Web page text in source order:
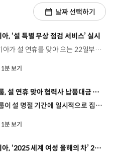
날짜 선택하기
, ‘설 특별 무상 점검 서비스’ 실시
현대자동차· 기아가 설 연휴를 맞아 오는 22일부터 24일까지 전국 서비스 거점에서 ‘설 특별 무상점검’을 실시합니다. 안전한 귀향길을 위한 이번 설 특별 무상점검은 브레이크 패드와 공조장치, 타이어와 같은 기본항목과 오일류, 배터리 등 주요 부품이 대상인데요. 15일부터 사흘간 차량 점검 애플리케이션에 접속해 무상수리 쿠폰을 받은 후, 전국의 서비스 거점을 방문해 점검을 받을 수 있습니다. 현대자동차·기아는 앞으로도 고객이 안전 운전할 수 있도록 차량 점검을 더욱 강화할 예정입니다.
1분 보기
현대자동차그룹, 설 연휴 맞아 협력사 납품대금 조기 지급
현대자동차그룹이 설 명절 기간에 일시적으로 집중되는 협력사의 자금 부담을 완화하기 위해, 납품대금 2조 446억 원을 조기 지급합니다. 주요 그룹사에 부품, 원자재, 소모품 등을 납품하는 6천여 개 협력사를 대상으로 지급일을 최대 19일 앞당겼습니다. 현대자동차그룹은 매년 설, 추석 명절 전에 협력사들의 자금난 해소를 위해 납품대금을 선지급해왔는데요. 이번 조기 지급을 통해 1차 협력사의 경영을 안정시키고, 납품대금의 조기 지급을 권고하여 2, 3차 협력사까지 수혜를 받을 수 있게 할 예정입니다.
1분 보기
현대자동차·기아, ‘2025 세계 여성 올해의 차’ 2개 부분 수상